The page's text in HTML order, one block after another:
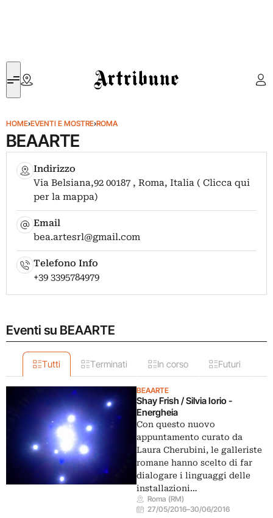
Artribune
HOME›EVENTI E MOSTRE›ROMA
BEAARTE
Indirizzo
Via Belsiana,92 00187 , Roma, Italia ( Clicca qui
per la mappa)
Email
bea.artesrl@gmail.com
Telefono Info
+39 3395784979
Eventi su BEAARTE
Tutti Terminati In corso Futuri
BEAARTE
Shay Frish / Silvia Iorio -
Energheia
Con questo nuovo
appuntamento curato da
Laura Cherubini, le galleriste
romane hanno scelto di far
dialogare i linguaggi delle
installazioni…
Roma (RM)
27/05/2016–30/06/2016